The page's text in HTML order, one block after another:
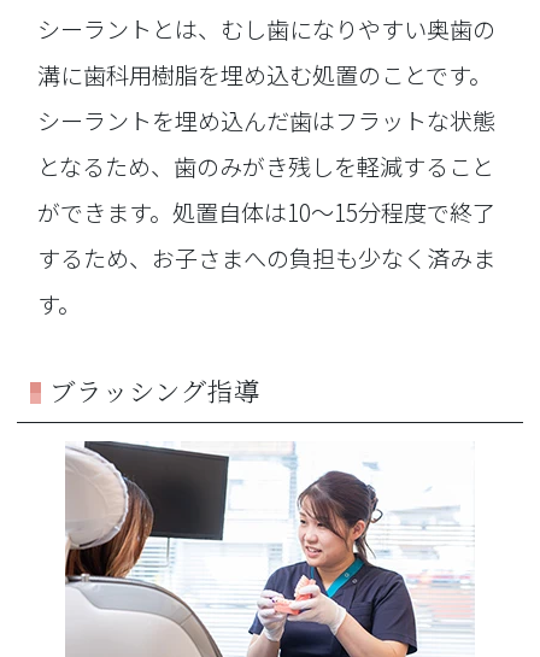
シーラントとは、むし歯になりやすい奥歯の
溝に歯科用樹脂を埋め込む処置のことです。
シーラントを埋め込んだ歯はフラットな状態
となるため、歯のみがき残しを軽減すること
ができます。処置自体は10〜15分程度で終了
するため、お子さまへの負担も少なく済みま
す。
ブラッシング指導